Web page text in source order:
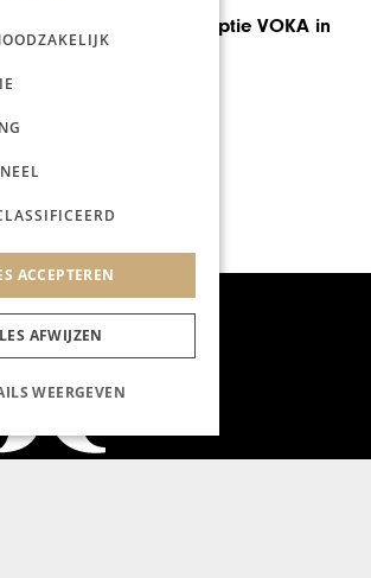
Chahinda Ghossein tot
Topvrouw 2022 verkozen
ACCEPTEREN
AFWIJZEN
WEERGEVEN